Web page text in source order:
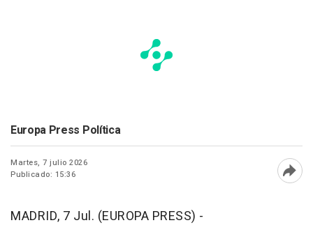
Europa Press Política
Martes, 7 julio 2026
Publicado: 15:36
MADRID, 7 Jul. (EUROPA PRESS) -